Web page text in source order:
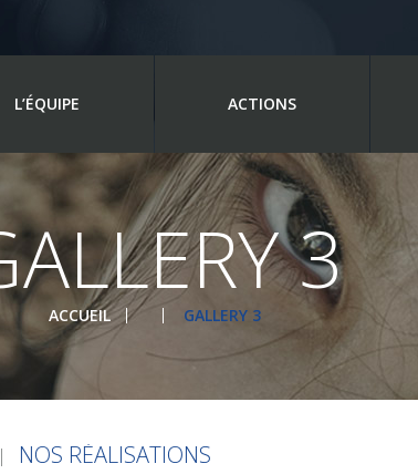
L’ÉQUIPE ACTIONS
3
ACCUEIL GALLERY 3
NOS RÉALISATIONS